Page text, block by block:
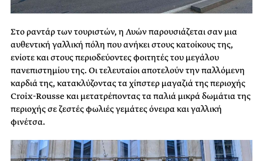
Στο ραντάρ των τουριστών, η Λυών παρουσιάζεται σαν μια
αυθεντική γαλλική πόλη που ανήκει στους κατοίκους της,
ενίοτε και στους περιοδεύοντες φοιτητές του μεγάλου
πανεπιστημίου της. Οι τελευταίοι αποτελούν την παλλόμενη
καρδιά της, κατακλύζοντας τα χίπστερ μαγαζιά της περιοχής
Croix-Rousse και μετατρέποντας τα παλιά μικρά δωμάτια της
περιοχής σε ζεστές φωλιές γεμάτες όνειρα και γαλλική
φινέτσα.